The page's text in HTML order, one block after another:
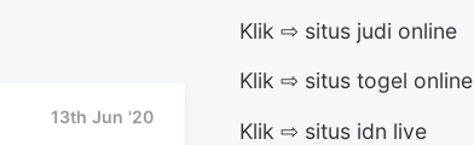
13th Jun '20
Klik ⇨ situs judi online
Klik ⇨ situs togel online
Klik ⇨ situs idn live